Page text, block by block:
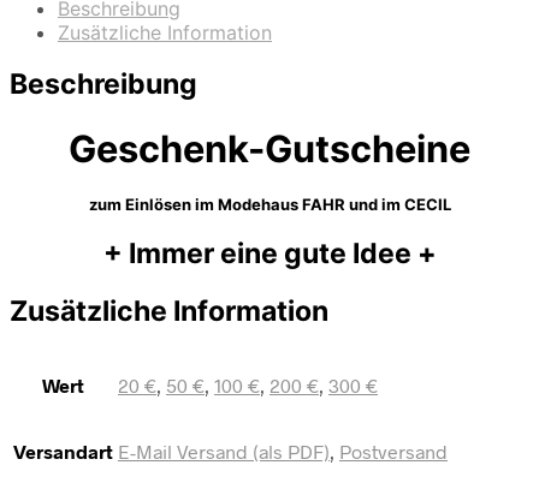
Beschreibung
Zusätzliche Information
Beschreibung
Geschenk-Gutscheine
zum Einlösen im Modehaus FAHR und im CECIL
+ Immer eine gute Idee +
Zusätzliche Information
Wert 20 € 50 € 100 € 200 € 300 €
Versandart E-Mail Versand (als PDF) Postversand